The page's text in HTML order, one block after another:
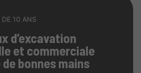
DE 10 ANS
d’excavation
et commerciale
bonnes mains